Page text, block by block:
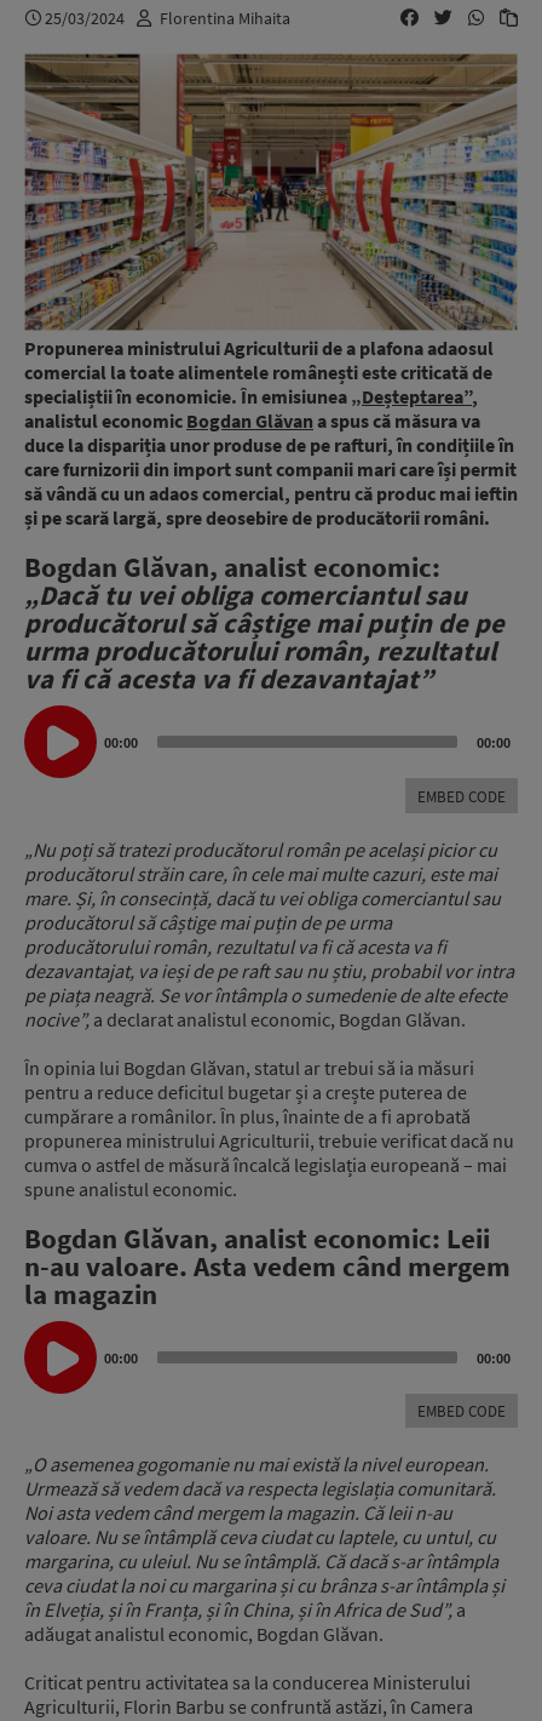
25/03/2024 Florentina Mihaita
Propunerea ministrului Agriculturii de a plafona adaosul
comercial la toate alimentele românești este criticată de
specialiștii în economicie. În emisiunea „Deșteptarea”,
analistul economic Bogdan Glăvan a spus că măsura va
duce la dispariția unor produse de pe rafturi, în condițiile în
care furnizorii din import sunt companii mari care își permit
să vândă cu un adaos comercial, pentru că produc mai ieftin
și pe scară largă, spre deosebire de producătorii români.
Bogdan Glăvan, analist economic:
„Dacă tu vei obliga comerciantul sau
producătorul să câștige mai puțin de pe
urma producătorului român, rezultatul
va fi că acesta va fi dezavantajat”
Audio
Player
00:00 00:00
EMBED CODE
„Nu poți să tratezi producătorul român pe același picior cu
producătorul străin care, în cele mai multe cazuri, este mai
mare. Și, în consecință, dacă tu vei obliga comerciantul sau
producătorul să câștige mai puțin de pe urma
producătorului român, rezultatul va fi că acesta va fi
dezavantajat, va ieși de pe raft sau nu știu, probabil vor intra
pe piața neagră. Se vor întâmpla o sumedenie de alte efecte
nocive”, a declarat analistul economic, Bogdan Glăvan.
În opinia lui Bogdan Glăvan, statul ar trebui să ia măsuri
pentru a reduce deficitul bugetar și a crește puterea de
cumpărare a românilor. În plus, înainte de a fi aprobată
propunerea ministrului Agriculturii, trebuie verificat dacă nu
cumva o astfel de măsură încalcă legislația europeană – mai
spune analistul economic.
Bogdan Glăvan, analist economic: Leii
n-au valoare. Asta vedem când mergem
la magazin
Audio
Player
00:00 00:00
EMBED CODE
„O asemenea gogomanie nu mai există la nivel european.
Urmează să vedem dacă va respecta legislația comunitară.
Noi asta vedem când mergem la magazin. Că leii n-au
valoare. Nu se întâmplă ceva ciudat cu laptele, cu untul, cu
margarina, cu uleiul. Nu se întâmplă. Că dacă s-ar întâmpla
ceva ciudat la noi cu margarina și cu brânza s-ar întâmpla și
în Elveția, și în Franța, și în China, și în Africa de Sud”, a
adăugat analistul economic, Bogdan Glăvan.
Criticat pentru activitatea sa la conducerea Ministerului
Agriculturii, Florin Barbu se confruntă astăzi, în Camera